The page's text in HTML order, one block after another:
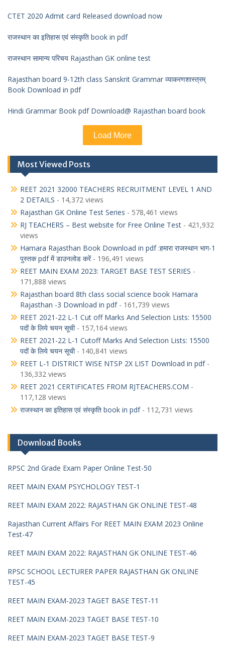
CTET 2020 Admit card Released download now
राजस्थान का इतिहास एवं संस्कृति book in pdf
राजस्थान सामान्य परिचय Rajasthan GK online test
Rajasthan board 9-12th class Sanskrit Grammar व्याकरणशास्त्रम्
Book Download in pdf
Hindi Grammar Book pdf Download@ Rajasthan board book
Load More
Most Viewed Posts
REET 2021 32000 TEACHERS RECRUITMENT LEVEL 1 AND
2 DETAILS - 14,372 views
Rajasthan GK Online Test Series - 578,461 views
RJ TEACHERS – Best website for Free Online Test - 421,932
views
Hamara Rajasthan Book Download in pdf :हमारा राजस्थान भाग-1
पुस्तक pdf में डाउनलोड करें- 196,491 views
REET MAIN EXAM 2023: TARGET BASE TEST SERIES -
171,888 views
Rajasthan board 8th class social science book Hamara
Rajasthan -3 Download in pdf- 161,739 views
REET 2021-22 L-1 Cut off Marks And Selection Lists: 15500
पदों के लिये चयन सूची- 157,164 views
REET 2021-22 L-1 Cutoff Marks And Selection Lists: 15500
पदों के लिये चयन सूची- 140,841 views
REET L-1 DISTRICT WISE NTSP 2X LIST Download in pdf-
136,332 views
REET 2021 CERTIFICATES FROM RJTEACHERS.COM -
117,128 views
राजस्थान का इतिहास एवं संस्कृति book in pdf- 112,731 views
Download Books
RPSC 2nd Grade Exam Paper Online Test-50
REET MAIN EXAM PSYCHOLOGY TEST-1
REET MAIN EXAM 2022: RAJASTHAN GK ONLINE TEST-48
Rajasthan Current Affairs For REET MAIN EXAM 2023 Online
Test-47
REET MAIN EXAM 2022: RAJASTHAN GK ONLINE TEST-46
RPSC SCHOOL LECTURER PAPER RAJASTHAN GK ONLINE
TEST-45
REET MAIN EXAM-2023 TAGET BASE TEST-11
REET MAIN EXAM-2023 TAGET BASE TEST-10
REET MAIN EXAM-2023 TAGET BASE TEST-9